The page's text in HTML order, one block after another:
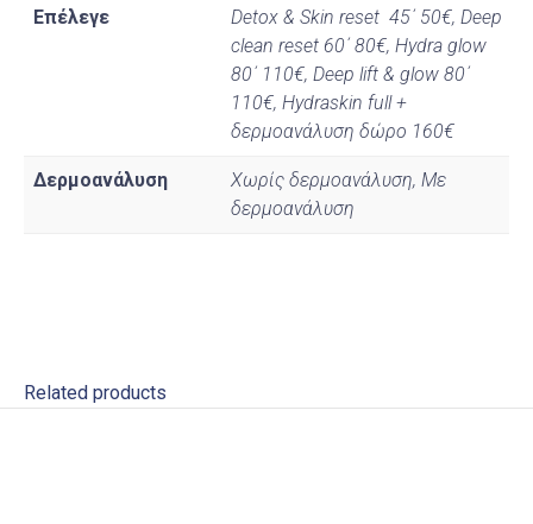
Επέλεγε
Detox & Skin reset 45΄ 50€, Deep
clean reset 60΄ 80€, Hydra glow
80΄ 110€, Deep lift & glow 80΄
110€, Hydraskin full +
δερμοανάλυση δώρο 160€
Δερμοανάλυση
Χωρίς δερμοανάλυση, Με
δερμοανάλυση
Related products